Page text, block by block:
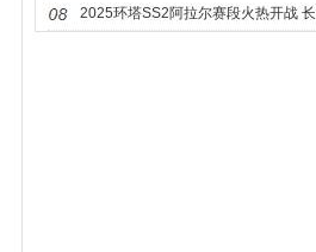
阳城市排水“科技+效率”新标杆
2025环塔SS2阿拉尔赛段火热开战 长